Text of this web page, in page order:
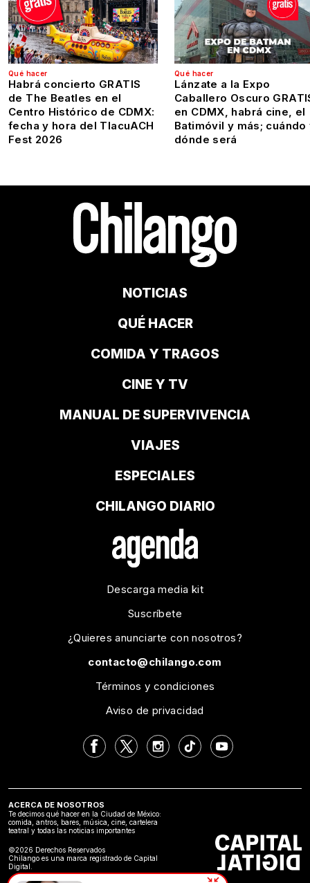
Qué hacer
Habrá concierto GRATIS
de The Beatles en el
Centro Histórico de CDMX:
fecha y hora del TlacuACH
Fest 2026
Qué hacer
Lánzate a la Expo
Caballero Oscuro
en CDMX, habrá cine, el
Batimóvil y más; cuándo
dónde será
NOTICIAS
QUÉ HACER
COMIDA Y TRAGOS
CINE Y TV
MANUAL DE SUPERVIVENCIA
VIAJES
ESPECIALES
CHILANGO DIARIO
Descarga media kit
Suscríbete
¿Quieres anunciarte con nosotros?
contacto@chilango.com
Términos y condiciones
Aviso de privacidad
ACERCA DE NOSOTROS
Te decimos qué hacer en la Ciudad de México:
comida, antros, bares, música, cine, cartelera
teatral y todas las noticias importantes
©2026 Derechos Reservados
Chilango es una marca registrado de Capital
Digital.